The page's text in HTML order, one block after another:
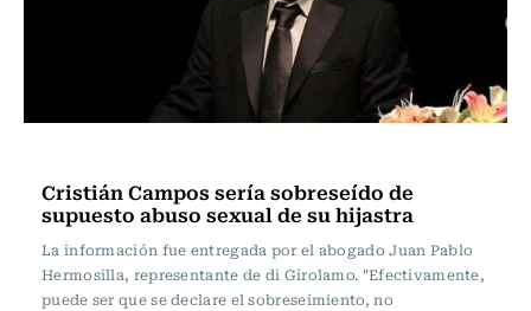
Cristián Campos sería sobreseído de
supuesto abuso sexual de su hijastra
La información fue entregada por el abogado Juan Pablo
Hermosilla, representante de di Girolamo. "Efectivamente,
puede ser que se declare el sobreseimiento, no